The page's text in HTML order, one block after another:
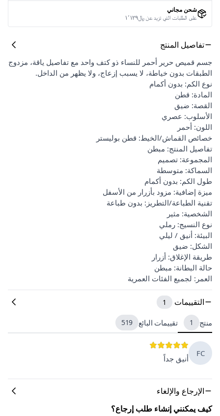
شحن مجاني
على الطلبات التي تزيد عن ﷼١٬١٢٩
تفاصيل المنتج
جسم قميص حرير أحمر للنساء ذو كتف واحد مع تفاصيل ياقة، مزدوج
الطبقات بدون خياطة، لا يسبب إزعاج، ولا يظهر من الداخل.
نوع الكم: بدون أكمام
المادة: قطن
القصة: ضيق
الأسلوب: عصري
اللون: أحمر
خصائص القماش/الخيط: قطن بوليستر
تفاصيل المنتج: مبطن
المجموعة: تصميم
السماكة: متوسطة
طول الكم: بدون أكمام
ميزة إضافية: مزود بأزرار من الأسفل
تقنية الطباعة/التطريز: بدون طباعة
الشخصية: مثير
نوع النسيج: رملي
البيئة: أنيق / ليلي
الشكل: ضيق
طريقة الإغلاق: أزرار
حالة البطانة: مبطن
العمر: لجميع الفئات العمرية
التقييمات 1
منتج 1 تقييمات البائع 519
FC
أنيق جداً
الإرجاع والإلغاء
كيف يمكنني إنشاء طلب إرجاع؟